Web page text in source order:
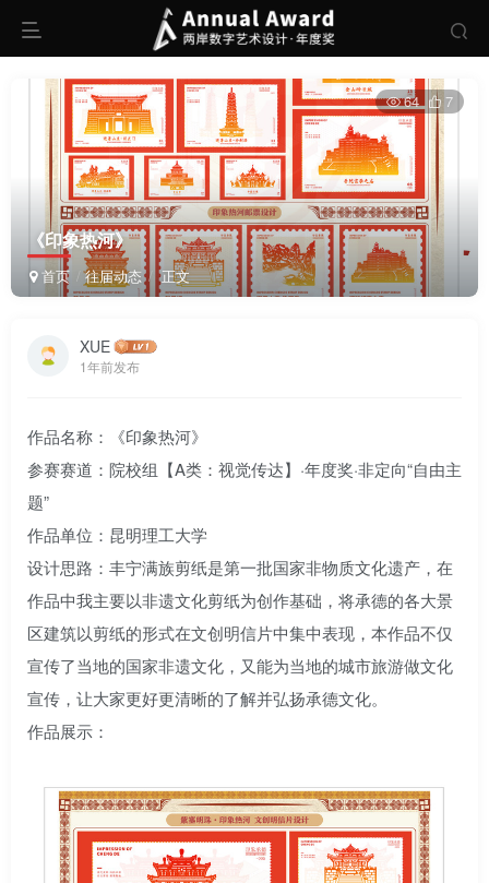
《印象热河》
首页 往届动态 正文
64 7
XUE
1年前发布
作品名称：《印象热河》
参赛赛道：院校组【A类：视觉传达】·年度奖·非定向“自由主
题”
作品单位：昆明理工大学
设计思路：丰宁满族剪纸是第一批国家非物质文化遗产，在
作品中我主要以非遗文化剪纸为创作基础，将承德的各大景
区建筑以剪纸的形式在文创明信片中集中表现，本作品不仅
宣传了当地的国家非遗文化，又能为当地的城市旅游做文化
宣传，让大家更好更清晰的了解并弘扬承德文化。
作品展示：